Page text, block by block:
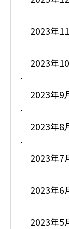
2023年
2023年
2023年9
2023年8
2023年7
2023年6
2023年5